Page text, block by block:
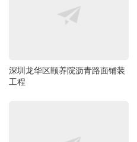
深圳龙华区颐养院沥青路面铺装
工程